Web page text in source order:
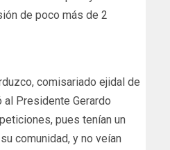
de poco más de 2
comisariado ejidal de
al Presidente Gerardo
pues tenían un
comunidad, y no veían